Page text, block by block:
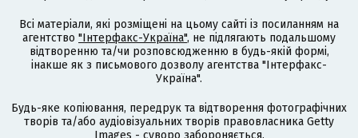
Всі матеріали, які розміщені на цьому сайті із посиланням на
агентство "Інтерфакс-Україна", не підлягають подальшому
відтворенню та/чи розповсюдженню в будь-якій формі,
інакше як з письмового дозволу агентства "Інтерфакс-
Україна".
Будь-яке копіювання, передрук та відтворення фотографічних
творів та/або аудіовізуальних творів правовласника Getty